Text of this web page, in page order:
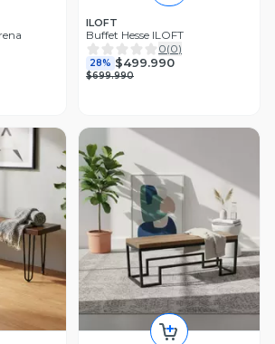
ILOFT
Buffet Hesse ILOFT
0(0)
28% $499.990
$699.990